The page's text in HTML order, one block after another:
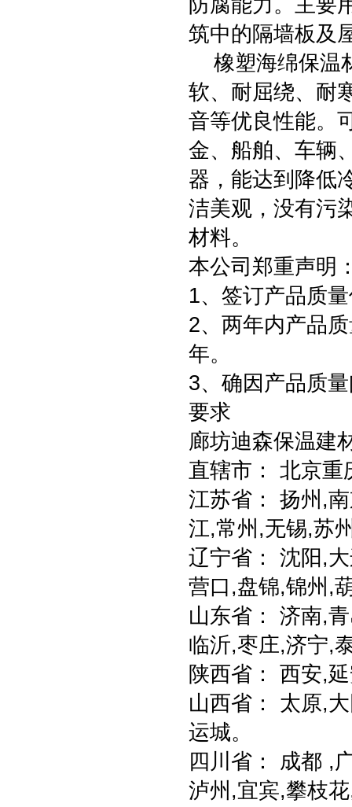
防腐能力。主要
筑中的隔墙板及
橡塑海绵保温
软、耐屈绕、耐
音等优良性能。
金、船舶、车辆
器，能达到降低
洁美观，没有污
材料。
本公司郑重声明
1、签订产品质
2、两年内产品
年。
3、确因产品质
要求
廊坊迪森保温建
直辖市： 北京重
江苏省： 扬州,
江,常州,无锡,苏
辽宁省： 沈阳,
营口,盘锦,锦州,
山东省： 济南,
临沂,枣庄,济宁,
陕西省： 西安,
山西省： 太原,
运城。
四川省： 成都 ,
泸州,宜宾,攀枝